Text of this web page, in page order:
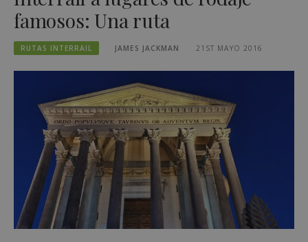
famosos: Una ruta
RUTAS INTERRAIL JAMES JACKMAN 21ST MAYO 2016